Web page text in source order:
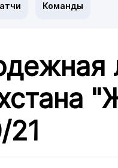
Команды
21